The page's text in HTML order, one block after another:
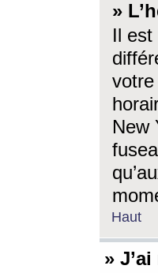
»
Il est
votre
New
Haut
»